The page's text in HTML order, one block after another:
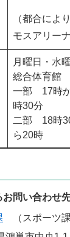
（都合によ
モスアリーナ
月曜日・水
総合体育館
一部 17時
時30分
二部 18時
ら20時
お問い合わせ
スポーツ課